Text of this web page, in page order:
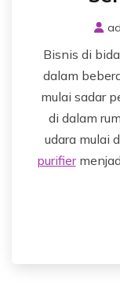
Bisnis di
dalam
mulai sadar
di dalam
udara mulai
purifier